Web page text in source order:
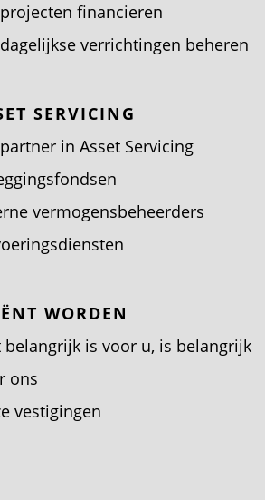
financieren
verrichtingen beheren
SERVICING
in Asset Servicing
vermogensbeheerders
WORDEN
belangrijk is voor u, is belangrijk
ons
vestigingen